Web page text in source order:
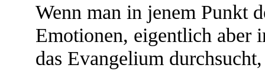
Wenn man in jenem Punkt
Emotionen, eigentlich aber
das Evangelium